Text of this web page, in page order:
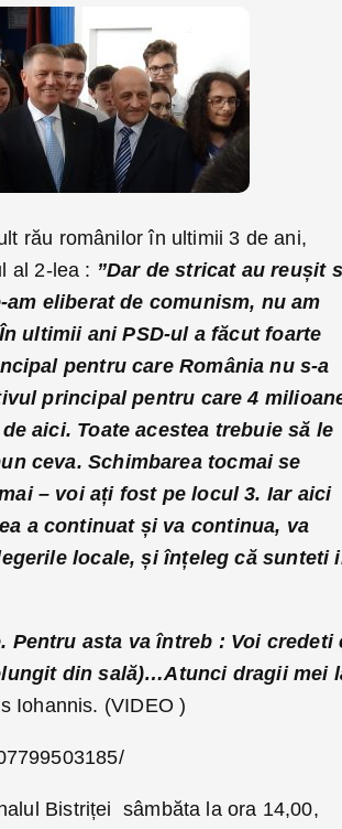
rău românilor în ultimii 3 de ani,
al 2-lea : ”Dar de stricat au reușit
eliberat de comunism, nu am
ultimii ani PSD-ul a făcut foarte
pentru care România nu s-a
principal pentru care 4
aici. Toate acestea trebuie să le
ceva. Schimbarea tocmai se
– voi ați fost pe locul 3. Iar aici
a continuat și va continua, va
locale, și înțeleg că sunteti
Pentru asta va întreb : Voi credeti
din sală)…Atunci dragii mei
Iohannis. (VIDEO )
Bistriței sâmbăta la ora 14,00,